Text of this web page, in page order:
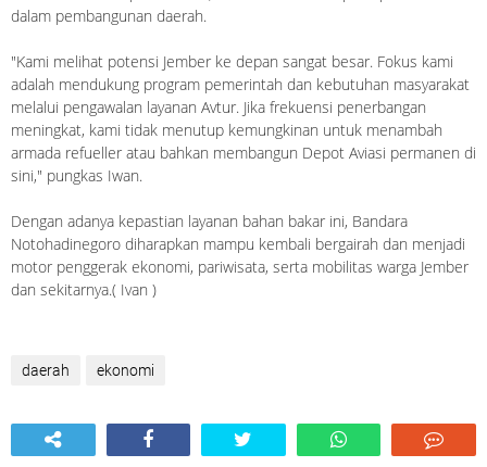
dalam pembangunan daerah.
"Kami melihat potensi Jember ke depan sangat besar. Fokus kami
adalah mendukung program pemerintah dan kebutuhan masyarakat
melalui pengawalan layanan Avtur. Jika frekuensi penerbangan
meningkat, kami tidak menutup kemungkinan untuk menambah
armada refueller atau bahkan membangun Depot Aviasi permanen di
sini," pungkas Iwan.
Dengan adanya kepastian layanan bahan bakar ini, Bandara
Notohadinegoro diharapkan mampu kembali bergairah dan menjadi
motor penggerak ekonomi, pariwisata, serta mobilitas warga Jember
dan sekitarnya.( Ivan )
daerah ekonomi